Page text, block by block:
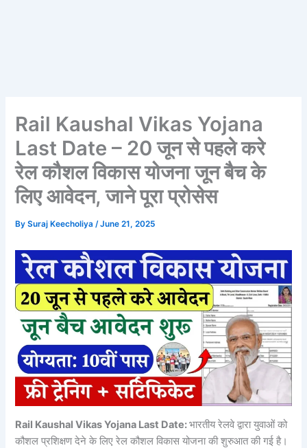
Rail Kaushal Vikas Yojana
Last Date – 20 जून से पहले करे
रेल कौशल विकास योजना जून बैच के
लिए आवेदन, जाने पूरा प्रोसेस
BySuraj Keecholiya/June 21, 2025
Rail Kaushal Vikas Yojana Last Date:भारतीय रेलवे द्वारा युवाओं को
कौशल प्रशिक्षण देने के लिए रेल कौशल विकास योजना की शुरुआत की गई है।